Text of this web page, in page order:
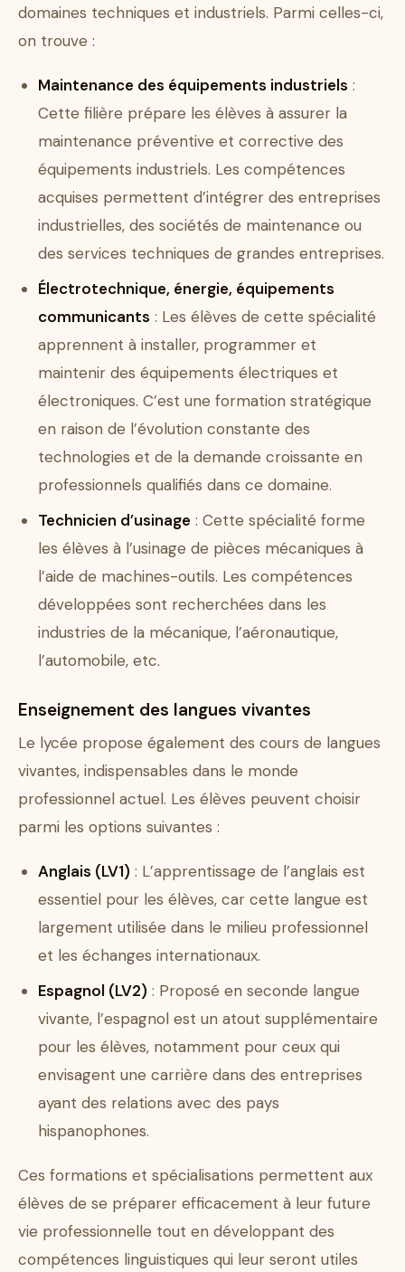
domaines techniques et industriels. Parmi celles-ci,
on trouve :
Maintenance des équipements industriels :
Cette filière prépare les élèves à assurer la
maintenance préventive et corrective des
équipements industriels. Les compétences
acquises permettent d’intégrer des entreprises
industrielles, des sociétés de maintenance ou
des services techniques de grandes entreprises.
Électrotechnique, énergie, équipements
communicants : Les élèves de cette spécialité
apprennent à installer, programmer et
maintenir des équipements électriques et
électroniques. C’est une formation stratégique
en raison de l’évolution constante des
technologies et de la demande croissante en
professionnels qualifiés dans ce domaine.
Technicien d’usinage : Cette spécialité forme
les élèves à l’usinage de pièces mécaniques à
l’aide de machines-outils. Les compétences
développées sont recherchées dans les
industries de la mécanique, l’aéronautique,
l’automobile, etc.
Enseignement des langues vivantes
Le lycée propose également des cours de langues
vivantes, indispensables dans le monde
professionnel actuel. Les élèves peuvent choisir
parmi les options suivantes :
Anglais (LV1) : L’apprentissage de l’anglais est
essentiel pour les élèves, car cette langue est
largement utilisée dans le milieu professionnel
et les échanges internationaux.
Espagnol (LV2) : Proposé en seconde langue
vivante, l’espagnol est un atout supplémentaire
pour les élèves, notamment pour ceux qui
envisagent une carrière dans des entreprises
ayant des relations avec des pays
hispanophones.
Ces formations et spécialisations permettent aux
élèves de se préparer efficacement à leur future
vie professionnelle tout en développant des
compétences linguistiques qui leur seront utiles